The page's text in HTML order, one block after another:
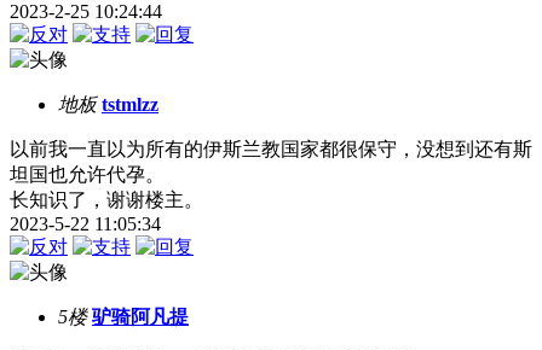
2023-2-25 10:24:44
地板 tstmlzz
以前我一直以为所有的伊斯兰教国家都很保守，没想到还有斯
坦国也允许代孕。
长知识了，谢谢楼主。
2023-5-22 11:05:34
5楼 驴骑阿凡提